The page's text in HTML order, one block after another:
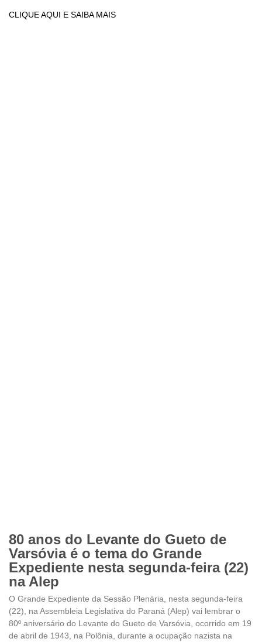
CLIQUE AQUI E SAIBA MAIS
80 anos do Levante do Gueto de
Varsóvia é o tema do Grande
Expediente nesta segunda-feira (22)
na Alep
O Grande Expediente da Sessão Plenária, nesta segunda-feira
(22), na Assembleia Legislativa do Paraná (Alep) vai lembrar o
80º aniversário do Levante do Gueto de Varsóvia, ocorrido em 19
de abril de 1943, na Polônia, durante a ocupação nazista na